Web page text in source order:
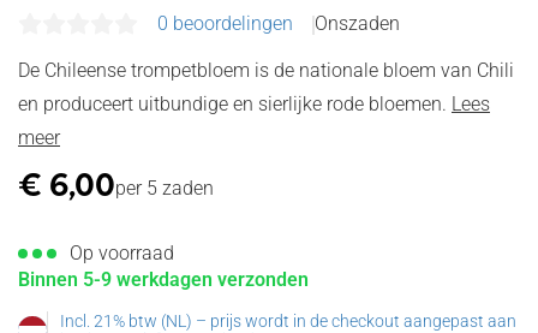
0 beoordelingen Onszaden
De Chileense trompetbloem is de nationale bloem van Chili
en produceert uitbundige en sierlijke rode bloemen. Lees
meer
€ 6,00per 5 zaden
Op voorraad
Binnen 5-9 werkdagen verzonden
Incl. 21% btw (NL) – prijs wordt in de checkout aangepast aan